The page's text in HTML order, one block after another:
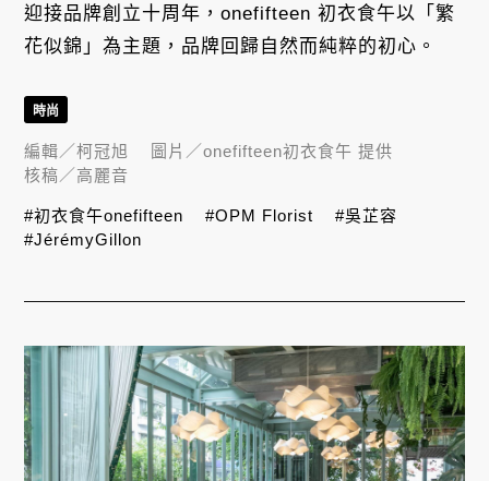
迎接品牌創立十周年，onefifteen 初衣食午以「繁
花似錦」為主題，品牌回歸自然而純粹的初心。
時尚
編輯／柯冠旭 圖片／onefifteen初衣食午 提供
核稿／高麗音
#初衣食午onefifteen #OPM Florist
#吳芷容
#JérémyGillon